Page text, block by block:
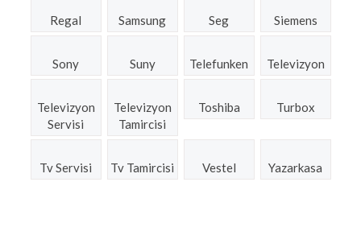
Regal Samsung Seg Siemens
Sony Suny Telefunken Televizyon
Televizyon
Servisi
Televizyon
Tamircisi
Toshiba Turbox
Tv Servisi Tv Tamircisi Vestel Yazarkasa